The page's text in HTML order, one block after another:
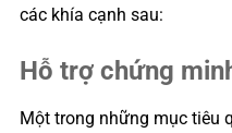
các khía cạnh sau:
Hỗ trợ chứng
Một trong những mục tiêu